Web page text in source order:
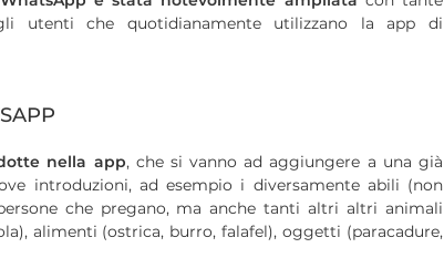
utenti che quotidianamente utilizzano la app di
nella app, che si vanno ad aggiungere a una già
introduzioni, ad esempio i diversamente abili (non
che pregano, ma anche tanti altri altri animali
alimenti (ostrica, burro, falafel), oggetti (paracadure,